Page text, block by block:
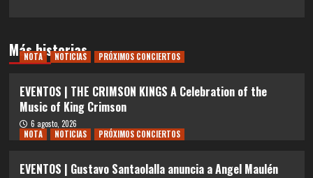
Más historias
NOTA NOTICIAS PRÓXIMOS CONCIERTOS
EVENTOS | THE CRIMSON KINGS A Celebration of the
Music of King Crimson
6 agosto, 2026
NOTA
NOTICIAS PRÓXIMOS CONCIERTOS
EVENTOS | Gustavo Santaolalla anuncia a Angel Maulén